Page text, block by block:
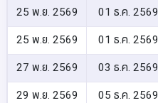
25 พ.ย. 2569 01 ธ.ค. 2569
25 พ.ย. 2569 01 ธ.ค. 2569
27 พ.ย. 2569 03 ธ.ค. 2569
29 พ.ย. 2569 05 ธ.ค. 2569